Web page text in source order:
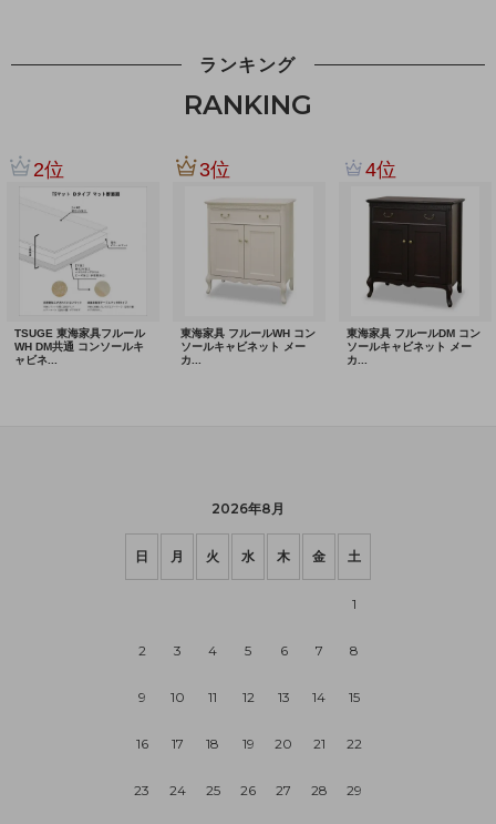
ランキング
RANKING
2026年8月
日 月 火 水 木 金 土
1
2 3 4 5 6 7 8
9 10 11 12 13 14 15
16 17 18 19 20 21 22
23 24 25 26 27 28 29